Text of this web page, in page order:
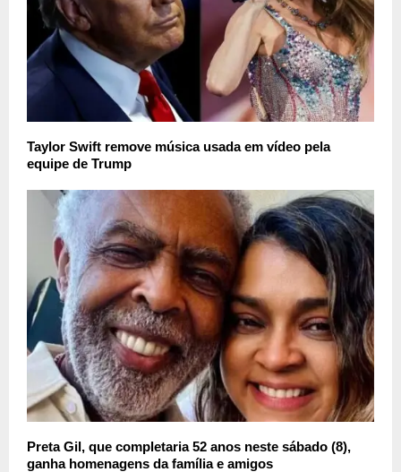
Taylor Swift remove música usada em vídeo pela
equipe de Trump
Preta Gil, que completaria 52 anos neste sábado (8),
ganha homenagens da família e amigos